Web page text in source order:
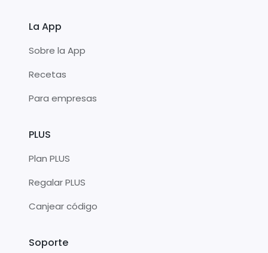
La App
Sobre la App
Recetas
Para empresas
PLUS
Plan PLUS
Regalar PLUS
Canjear código
Soporte